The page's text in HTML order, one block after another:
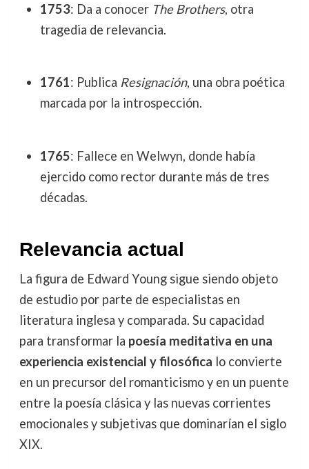
1753: Da a conocer The Brothers, otra
tragedia de relevancia.
1761: Publica Resignación, una obra poética
marcada por la introspección.
1765: Fallece en Welwyn, donde había
ejercido como rector durante más de tres
décadas.
Relevancia actual
La figura de Edward Young sigue siendo objeto
de estudio por parte de especialistas en
literatura inglesa y comparada. Su capacidad
para transformar la poesía meditativa en una
experiencia existencial y filosófica lo convierte
en un precursor del romanticismo y en un puente
entre la poesía clásica y las nuevas corrientes
emocionales y subjetivas que dominarían el siglo
XIX.